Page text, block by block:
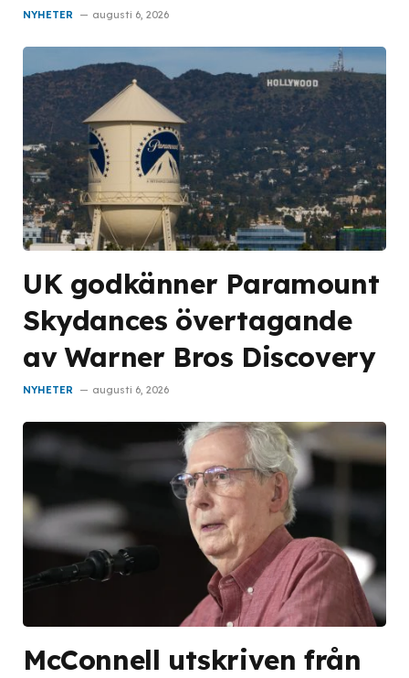
NYHETER augusti 6, 2026
UK godkänner Paramount
Skydances övertagande
av Warner Bros Discovery
NYHETER augusti 6, 2026
McConnell utskriven från